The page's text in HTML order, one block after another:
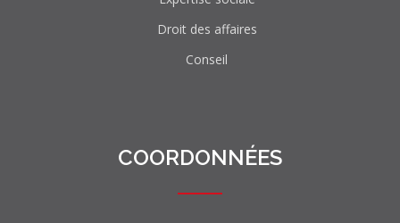
Droit des affaires
Conseil
COORDONNÉES